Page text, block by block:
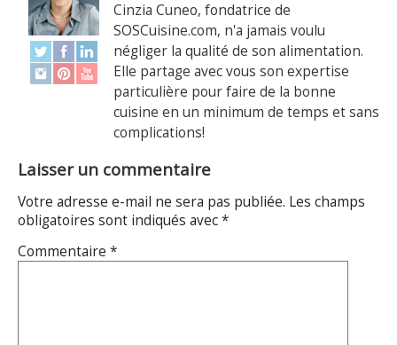
Cinzia Cuneo, fondatrice de
SOSCuisine.com, n'a jamais voulu
négliger la qualité de son alimentation.
Elle partage avec vous son expertise
particulière pour faire de la bonne
cuisine en un minimum de temps et sans
complications!
Laisser un commentaire
Votre adresse e-mail ne sera pas publiée. Les champs
obligatoires sont indiqués avec*
Commentaire *